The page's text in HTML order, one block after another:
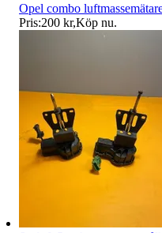
Opel combo
Pris:200 kr,Köp nu.